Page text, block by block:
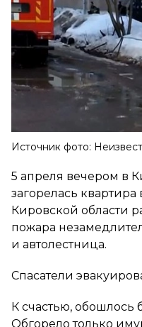
Источник фото:
5 апреля вечером в
загорелась
Кировской области
пожара
и автолестница.
Спасатели
К счастью, обошлось
Обгорело только